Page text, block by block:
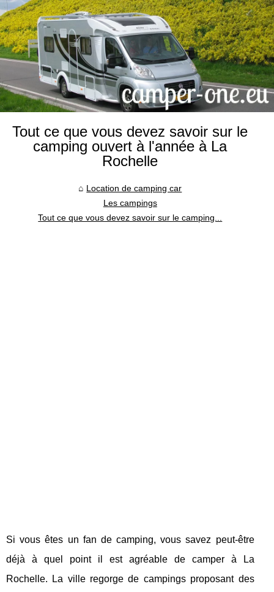
Tout ce que vous devez savoir sur le
camping ouvert à l'année à La
Rochelle
Location de camping car
Les campings
Tout ce que vous devez savoir sur le camping...
Si vous êtes un fan de camping, vous savez peut-être
déjà à quel point il est agréable de camper à La
Rochelle. La ville regorge de campings proposant des